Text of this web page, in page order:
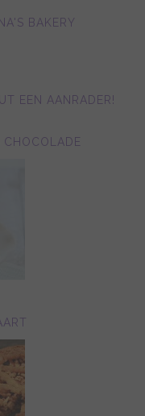
BAKERY
EEN AANRADER!
CHOCOLADE